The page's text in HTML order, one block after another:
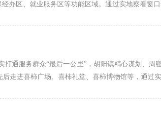
办区、就业服务区等功能区域。通过实地察看窗
通服务群众“最后一公里”，胡阳镇精心谋划、周
走进喜柿广场、喜柿礼堂、喜柿博物馆等，通过